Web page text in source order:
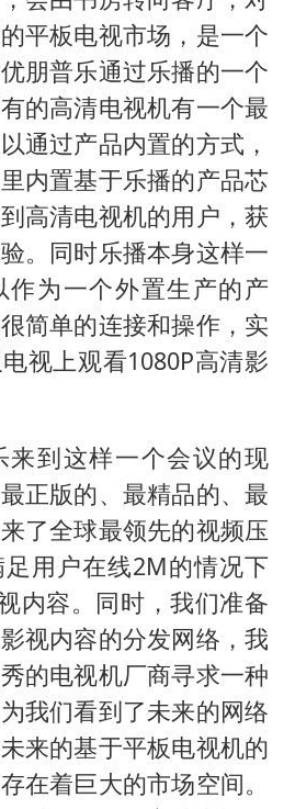
平板电视市场，是一个
朋普乐通过乐播的一个
的高清电视机有一个最
通过产品内置的方式，
内置基于乐播的产品芯
高清电视机的用户，获
。同时乐播本身这样一
作为一个外置生产的产
简单的连接和操作，实
视上观看1080P高清影
来到这样一个会议的现
正版的、最精品的、最
了全球最领先的视频压
用户在线2M的情况下
内容。同时，我们准备
视内容的分发网络，我
的电视机厂商寻求一种
我们看到了未来的网络
来的基于平板电视机的
在着巨大的市场空间。